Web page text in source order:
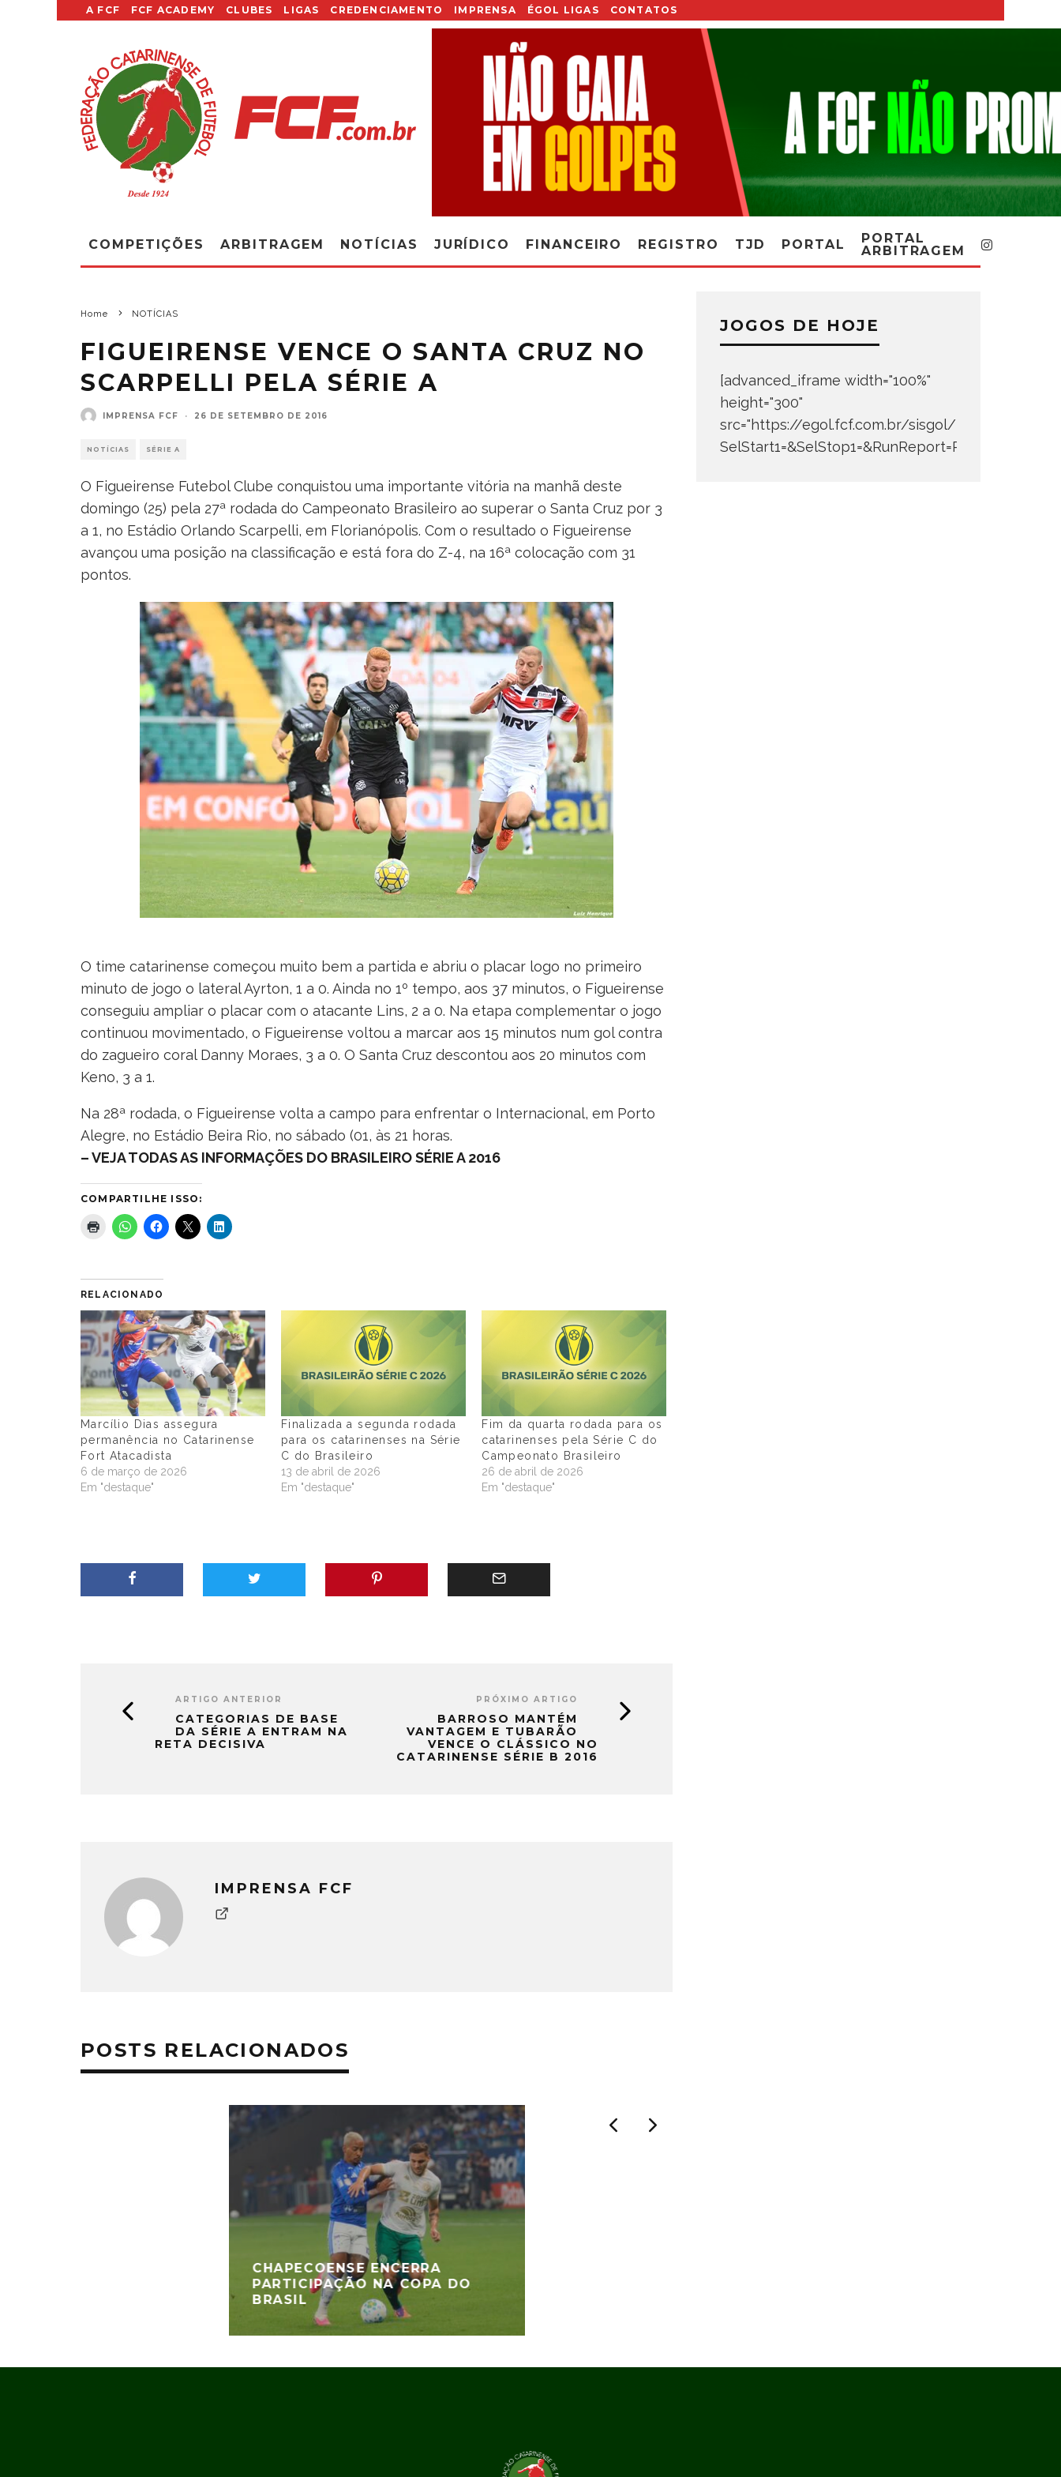
A FCF FCF ACADEMY CLUBES LIGAS CREDENCIAMENTO IMPRENSA ÉGOL LIGAS CONTATOS
COMPETIÇÕES ARBITRAGEM NOTÍCIAS JURÍDICO FINANCEIRO REGISTRO TJD PORTAL
PORTAL
ARBITRAGEM
Home NOTÍCIAS
FIGUEIRENSE VENCE O SANTA CRUZ NO
SCARPELLI PELA SÉRIE A
IMPRENSA FCF · 26 DE SETEMBRO DE 2016
NOTÍCIAS SÉRIE A
O Figueirense Futebol Clube conquistou uma importante vitória na manhã deste
domingo (25) pela 27ª rodada do Campeonato Brasileiro ao superar o Santa Cruz por 3
a 1, no Estádio Orlando Scarpelli, em Florianópolis. Com o resultado o Figueirense
avançou uma posição na classificação e está fora do Z-4, na 16ª colocação com 31
pontos.
O time catarinense começou muito bem a partida e abriu o placar logo no primeiro
minuto de jogo o lateral Ayrton, 1 a 0. Ainda no 1º tempo, aos 37 minutos, o Figueirense
conseguiu ampliar o placar com o atacante Lins, 2 a 0. Na etapa complementar o jogo
continuou movimentado, o Figueirense voltou a marcar aos 15 minutos num gol contra
do zagueiro coral Danny Moraes, 3 a 0. O Santa Cruz descontou aos 20 minutos com
Keno, 3 a 1.
Na 28ª rodada, o Figueirense volta a campo para enfrentar o Internacional, em Porto
Alegre, no Estádio Beira Rio, no sábado (01, às 21 horas.
– VEJA TODAS AS INFORMAÇÕES DO BRASILEIRO SÉRIE A 2016
COMPARTILHE ISSO:
RELACIONADO
Marcílio Dias assegura
permanência no Catarinense
Fort Atacadista
6 de março de 2026
Em "destaque"
Finalizada a segunda rodada
para os catarinenses na Série
C do Brasileiro
13 de abril de 2026
Em "destaque"
Fim da quarta rodada para os
catarinenses pela Série C do
Campeonato Brasileiro
26 de abril de 2026
Em "destaque"
ARTIGO ANTERIOR
CATEGORIAS DE BASE
DA SÉRIE A ENTRAM NA
RETA DECISIVA
PRÓXIMO ARTIGO
BARROSO MANTÉM
VANTAGEM E TUBARÃO
VENCE O CLÁSSICO NO
CATARINENSE SÉRIE B 2016
IMPRENSA FCF
POSTS RELACIONADOS
CHAPECOENSE ENCERRA
PARTICIPAÇÃO NA COPA DO
BRASIL
JOGOS DE HOJE
[advanced_iframe width="100%"
height="300"
src="https://egol.fcf.com.br/sisgol/
SelStart1=&SelStop1=&RunReport=Run+Report"]